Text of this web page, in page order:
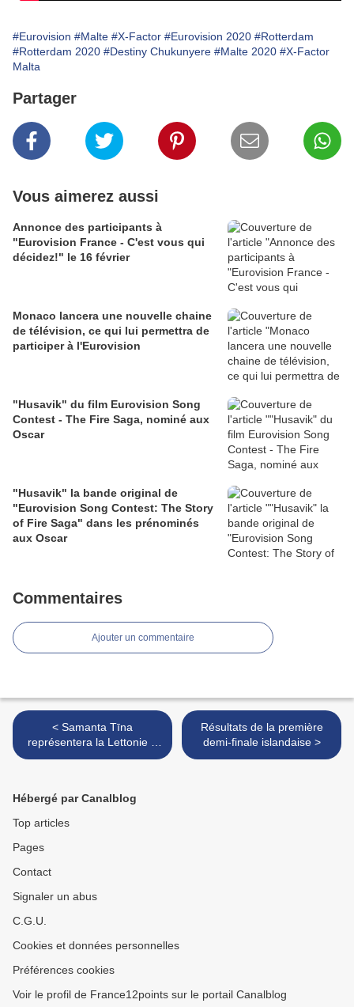
#Eurovision #Malte #X-Factor #Eurovision 2020 #Rotterdam
#Rotterdam 2020 #Destiny Chukunyere #Malte 2020 #X-Factor
Malta
Partager
Vous aimerez aussi
Annonce des participants à
"Eurovision France - C'est vous qui
décidez!" le 16 février
Monaco lancera une nouvelle chaine
de télévision, ce qui lui permettra de
participer à l'Eurovision
"Husavik" du film Eurovision Song
Contest - The Fire Saga, nominé aux
Oscar
"Husavik" la bande original de
"Eurovision Song Contest: The Story
of Fire Saga" dans les prénominés
aux Oscar
Commentaires
Ajouter un commentaire
< Samanta Tīna
représentera la Lettonie à
Rotterdam avec le titre "Still
Résultats de la première
demi-finale islandaise >
Hébergé par Canalblog
Top articles
Pages
Contact
Signaler un abus
C.G.U.
Cookies et données personnelles
Préférences cookies
Voir le profil de France12points sur le portail Canalblog